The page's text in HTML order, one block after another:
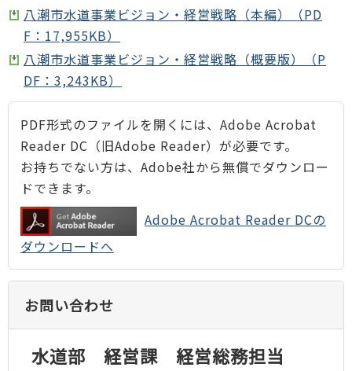
八潮市水道事業ビジョン・経営戦略（本編）（PD
F：17,955KB）
八潮市水道事業ビジョン・経営戦略（概要版）（P
DF：3,243KB）
PDF形式のファイルを開くには、Adobe Acrobat
Reader DC（旧Adobe Reader）が必要です。
お持ちでない方は、Adobe社から無償でダウンロー
ドできます。
Adobe Acrobat Reader DCの
ダウンロードへ
お問い合わせ
水道部 経営課 経営総務担当